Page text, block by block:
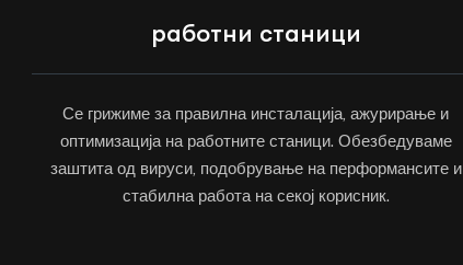
работни станици
Се грижиме за правилна инсталација, ажурирање и
оптимизација на работните станици. Обезбедуваме
заштита од вируси, подобрување на перформансите и
стабилна работа на секој корисник.